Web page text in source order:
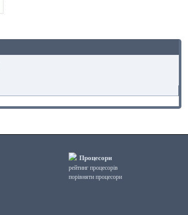
Процесори
рейтинг процесорів
порівняти процесори